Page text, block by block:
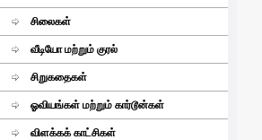
சிலைகள்
வீடியோ மற்றும் குரல்
சிறுகதைகள்
ஓவியங்கள் மற்றும் கார்டூன்கள்
விளக்கக் காட்சிகள்